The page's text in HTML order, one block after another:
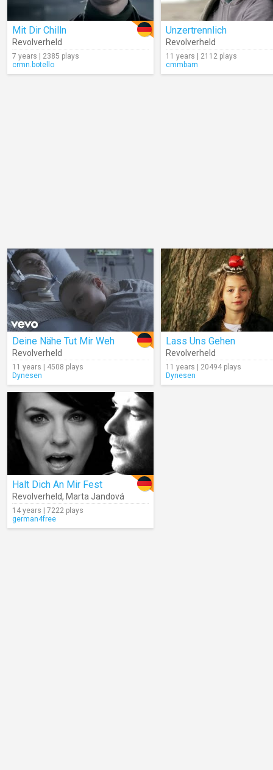
Mit Dir Chilln
Revolverheld
7 years | 2385 plays
crmn.botello
Unzertrennlich
Revolverheld
11 years | 2112 plays
cmmbarn
Deine Nähe Tut Mir Weh
Revolverheld
11 years | 4508 plays
Dynesen
Lass Uns Gehen
Revolverheld
11 years | 20494 plays
Dynesen
Halt Dich An Mir Fest
Revolverheld, Marta Jandová
14 years | 7222 plays
german4free